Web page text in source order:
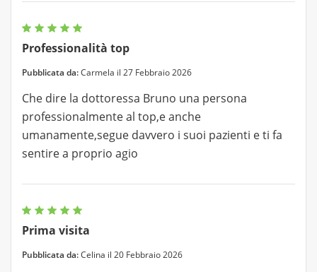
Professionalità top
Pubblicata da:Carmela il 27 Febbraio 2026
Che dire la dottoressa Bruno una persona
professionalmente al top,e anche
umanamente,segue davvero i suoi pazienti e ti fa
sentire a proprio agio
Prima visita
Pubblicata da:Celina il 20 Febbraio 2026